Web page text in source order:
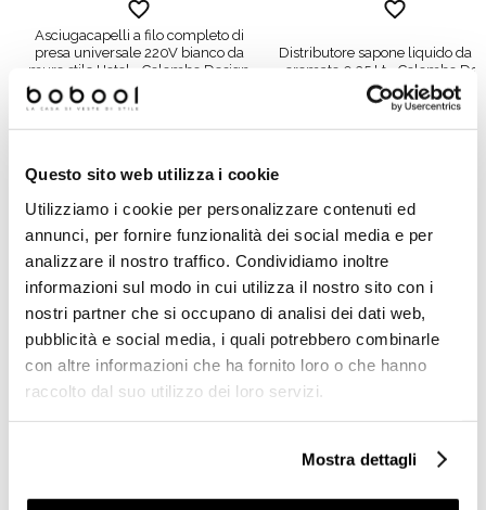
Questo sito web utilizza i cookie
Utilizziamo i cookie per personalizzare contenuti ed
annunci, per fornire funzionalità dei social media e per
analizzare il nostro traffico. Condividiamo inoltre
informazioni sul modo in cui utilizza il nostro sito con i
nostri partner che si occupano di analisi dei dati web,
pubblicità e social media, i quali potrebbero combinarle
con altre informazioni che ha fornito loro o che hanno
raccolto dal suo utilizzo dei loro servizi.
Mostra dettagli
Asciugacapelli a filo completo di
presa universale 220V bianco da
muro stile Hotel - Colombo Design
€ 223,02 € 151,70
Distributore sapone liquido da
cromato 0,35 Lt - Colombo
€ 282,72 € 192,30
Prodotti simili